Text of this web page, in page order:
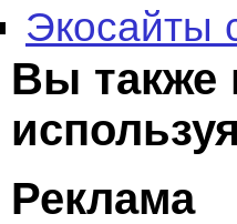
Экосайты
Вы также
Реклама